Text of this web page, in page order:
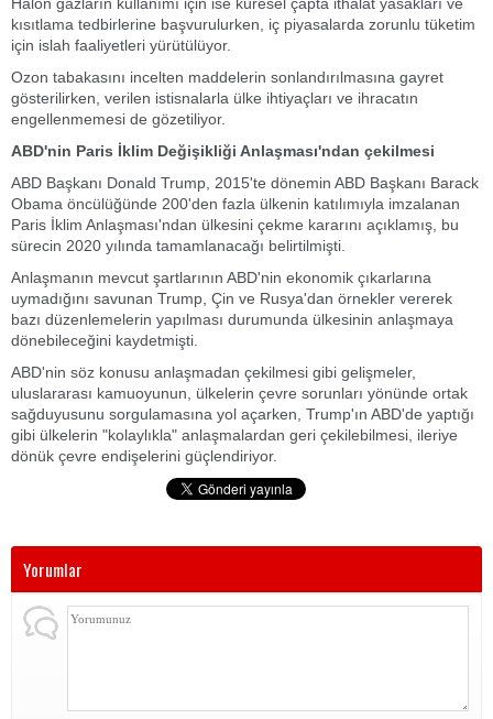
kısıtlama tedbirlerine başvurulurken, iç piyasalarda zorunlu tüketim
için islah faaliyetleri yürütülüyor.
Ozon tabakasını incelten maddelerin sonlandırılmasına gayret
gösterilirken, verilen istisnalarla ülke ihtiyaçları ve ihracatın
engellenmemesi de gözetiliyor.
ABD'nin Paris İklim Değişikliği Anlaşması'ndan çekilmesi
ABD Başkanı Donald Trump, 2015'te dönemin ABD Başkanı Barack
Obama öncülüğünde 200'den fazla ülkenin katılımıyla imzalanan
Paris İklim Anlaşması'ndan ülkesini çekme kararını açıklamış, bu
sürecin 2020 yılında tamamlanacağı belirtilmişti.
Anlaşmanın mevcut şartlarının ABD'nin ekonomik çıkarlarına
uymadığını savunan Trump, Çin ve Rusya'dan örnekler vererek
bazı düzenlemelerin yapılması durumunda ülkesinin anlaşmaya
dönebileceğini kaydetmişti.
ABD'nin söz konusu anlaşmadan çekilmesi gibi gelişmeler,
uluslararası kamuoyunun, ülkelerin çevre sorunları yönünde ortak
sağduyusunu sorgulamasına yol açarken, Trump'ın ABD'de yaptığı
gibi ülkelerin "kolaylıkla" anlaşmalardan geri çekilebilmesi, ileriye
dönük çevre endişelerini güçlendiriyor.
Yorumlar